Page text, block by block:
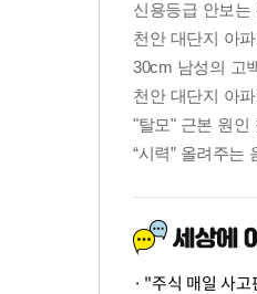
"주식 매일 사